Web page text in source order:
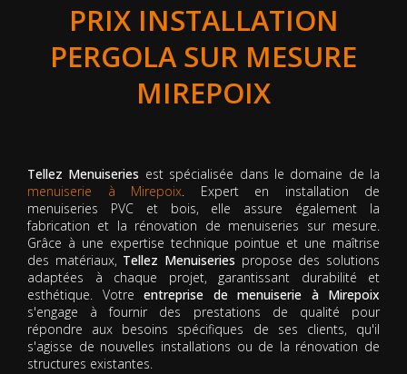
PRIX INSTALLATION
PERGOLA SUR MESURE
MIREPOIX
Tellez Menuiseries est spécialisée dans le domaine de la
menuiserie à Mirepoix. Expert en installation de
menuiseries PVC et bois, elle assure également la
fabrication et la rénovation de menuiseries sur mesure.
Grâce à une expertise technique pointue et une maîtrise
des matériaux, Tellez Menuiseries propose des solutions
adaptées à chaque projet, garantissant durabilité et
esthétique. Votre entreprise de menuiserie à Mirepoix
s'engage à fournir des prestations de qualité pour
répondre aux besoins spécifiques de ses clients, qu'il
s'agisse de nouvelles installations ou de la rénovation de
structures existantes.